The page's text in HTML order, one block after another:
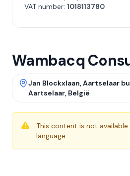
VAT number: 1018113780
Wambacq
Jan Blockxlaan, Aartselaar
Aartselaar, België
This content is not
language.